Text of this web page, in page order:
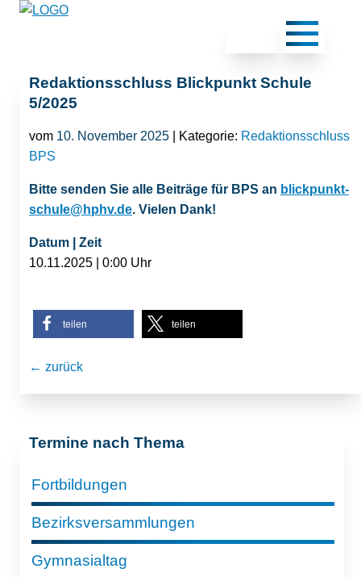
Redaktionsschluss Blickpunkt Schule
5/2025
vom 10. November 2025 | Kategorie: Redaktionsschluss
BPS
Bitte senden Sie alle Beiträge für BPS an blickpunkt-
schule@hphv.de. Vielen Dank!
Datum | Zeit
10.11.2025 | 0:00 Uhr
teilen teilen
← zurück
Termine nach Thema
Fortbildungen
Bezirksversammlungen
Gymnasialtag